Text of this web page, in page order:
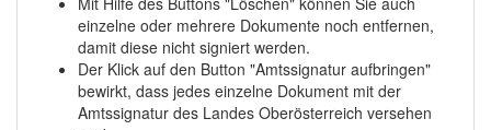
einzelne oder mehrere Dokumente noch entfernen,
damit diese nicht signiert werden.
Der Klick auf den Button "Amtssignatur aufbringen"
bewirkt, dass jedes einzelne Dokument mit der
Amtssignatur des Landes Oberösterreich versehen